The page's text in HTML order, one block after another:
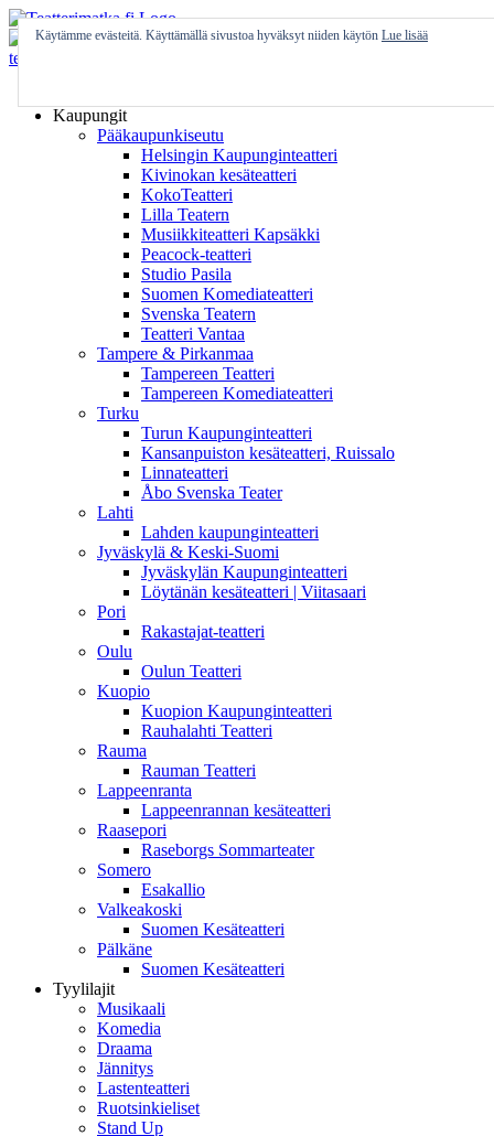
Skip
to
content
Kaupungit
Pääkaupunkiseutu
Helsingin Kaupunginteatteri
Kivinokan kesäteatteri
KokoTeatteri
Lilla Teatern
Musiikkiteatteri Kapsäkki
Peacock-teatteri
Studio Pasila
Suomen Komediateatteri
Svenska Teatern
Teatteri Vantaa
Tampere & Pirkanmaa
Tampereen Teatteri
Tampereen Komediateatteri
Turku
Turun Kaupunginteatteri
Kansanpuiston kesäteatteri, Ruissalo
Linnateatteri
Åbo Svenska Teater
Lahti
Lahden kaupunginteatteri
Jyväskylä & Keski-Suomi
Jyväskylän Kaupunginteatteri
Löytänän kesäteatteri | Viitasaari
Pori
Rakastajat-teatteri
Oulu
Oulun Teatteri
Kuopio
Kuopion Kaupunginteatteri
Rauhalahti Teatteri
Rauma
Rauman Teatteri
Lappeenranta
Lappeenrannan kesäteatteri
Raasepori
Raseborgs Sommarteater
Somero
Esakallio
Valkeakoski
Suomen Kesäteatteri
Pälkäne
Suomen Kesäteatteri
Tyylilajit
Musikaali
Komedia
Draama
Jännitys
Lastenteatteri
Ruotsinkieliset
Stand Up
Käytämme evästeitä. Käyttämällä sivustoa hyväksyt niiden käytön Lue lisää